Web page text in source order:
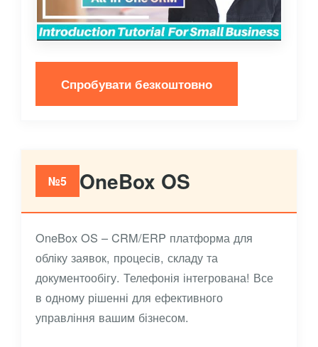
Спробувати безкоштовно
№5 OneBox OS
OneBox OS – CRM/ERP платформа для
обліку заявок, процесів, складу та
документообігу. Телефонія інтегрована! Все
в одному рішенні для ефективного
управління вашим бізнесом.